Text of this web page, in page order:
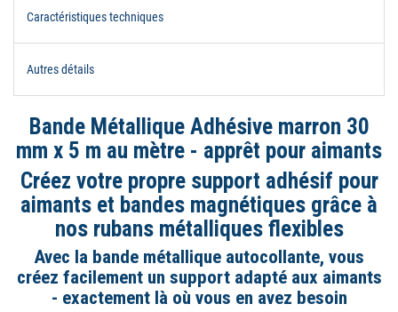
Caractéristiques techniques
Autres détails
Bande Métallique Adhésive marron 30
mm x 5 m au mètre - apprêt pour aimants
Créez votre propre support adhésif pour
aimants et bandes magnétiques grâce à
nos rubans métalliques flexibles
Avec la bande métallique autocollante, vous
créez facilement un support adapté aux aimants
- exactement là où vous en avez besoin